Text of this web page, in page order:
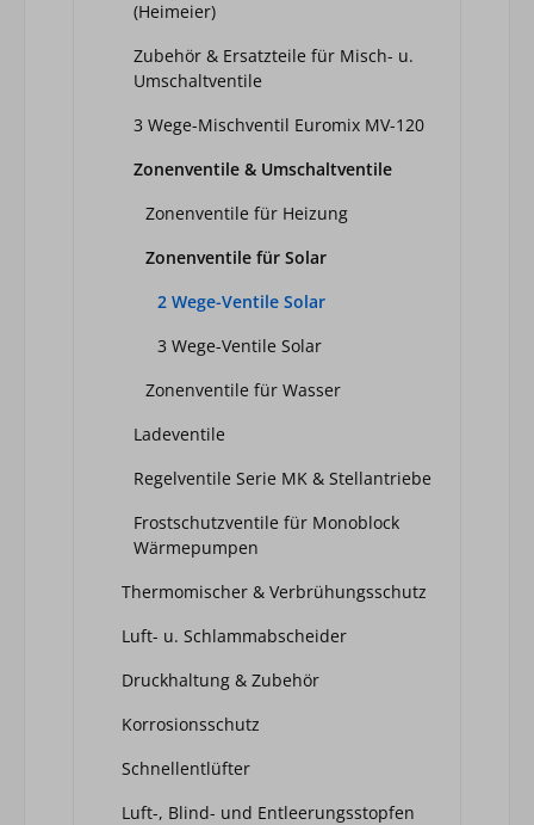
(Heimeier)
Zubehör & Ersatzteile für Misch- u.
Umschaltventile
3 Wege-Mischventil Euromix MV-120
Zonenventile & Umschaltventile
Zonenventile für Heizung
Zonenventile für Solar
2 Wege-Ventile Solar
3 Wege-Ventile Solar
Zonenventile für Wasser
Ladeventile
Regelventile Serie MK & Stellantriebe
Frostschutzventile für Monoblock
Wärmepumpen
Thermomischer & Verbrühungsschutz
Luft- u. Schlammabscheider
Druckhaltung & Zubehör
Korrosionsschutz
Schnellentlüfter
Luft-, Blind- und Entleerungsstopfen